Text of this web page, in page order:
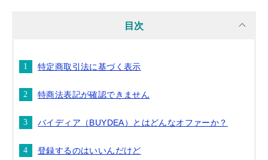
目次
特定商取引法に基づく表示
特商法表記が確認できません
バイディア（BUYDEA）とはどんなオファーか？
登録するのはいいんだけど